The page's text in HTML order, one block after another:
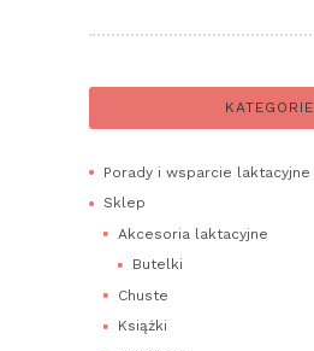
KATEGORIE
Porady i wsparcie laktacyjne
Sklep
Akcesoria laktacyjne
Butelki
Chuste
Książki